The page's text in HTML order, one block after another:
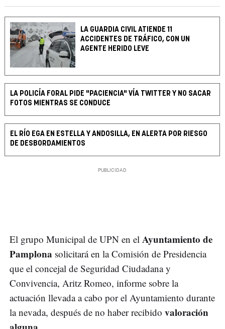
LA GUARDIA CIVIL ATIENDE 11
ACCIDENTES DE TRÁFICO, CON UN
AGENTE HERIDO LEVE
LA POLICÍA FORAL PIDE "PACIENCIA" VÍA TWITTER Y NO SACAR
FOTOS MIENTRAS SE CONDUCE
EL RÍO EGA EN ESTELLA Y ANDOSILLA, EN ALERTA POR RIESGO
DE DESBORDAMIENTOS
El grupo Municipal de UPN en el Ayuntamiento de
Pamplona solicitará en la Comisión de Presidencia
que el concejal de Seguridad Ciudadana y
Convivencia, Aritz Romeo, informe sobre la
actuación llevada a cabo por el Ayuntamiento durante
la nevada, después de no haber recibido valoración